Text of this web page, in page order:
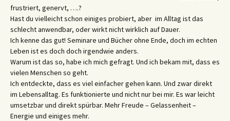
frustriert, genervt, ….?
Hast du vielleicht schon einiges probiert, aber im Alltag ist das
schlecht anwendbar, oder wirkt nicht wirklich auf Dauer.
Ich kenne das gut! Seminare und Bücher ohne Ende, doch im echten
Leben ist es doch doch irgendwie anders.
Warum ist das so, habe ich mich gefragt. Und ich bekam mit, dass es
vielen Menschen so geht.
Ich entdeckte, dass es viel einfacher gehen kann. Und zwar direkt
im Lebensalltag. Es funktionierte und nicht nur bei mir. Es war leicht
umsetzbar und direkt spürbar. Mehr Freude – Gelassenheit –
Energie und einiges mehr.